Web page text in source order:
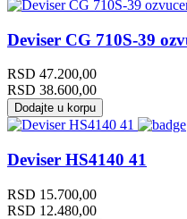
Deviser CG 710S-39
RSD 47.200,00
RSD 38.600,00
Dodajte u korpu
Deviser HS4140 41
RSD 15.700,00
RSD 12.480,00